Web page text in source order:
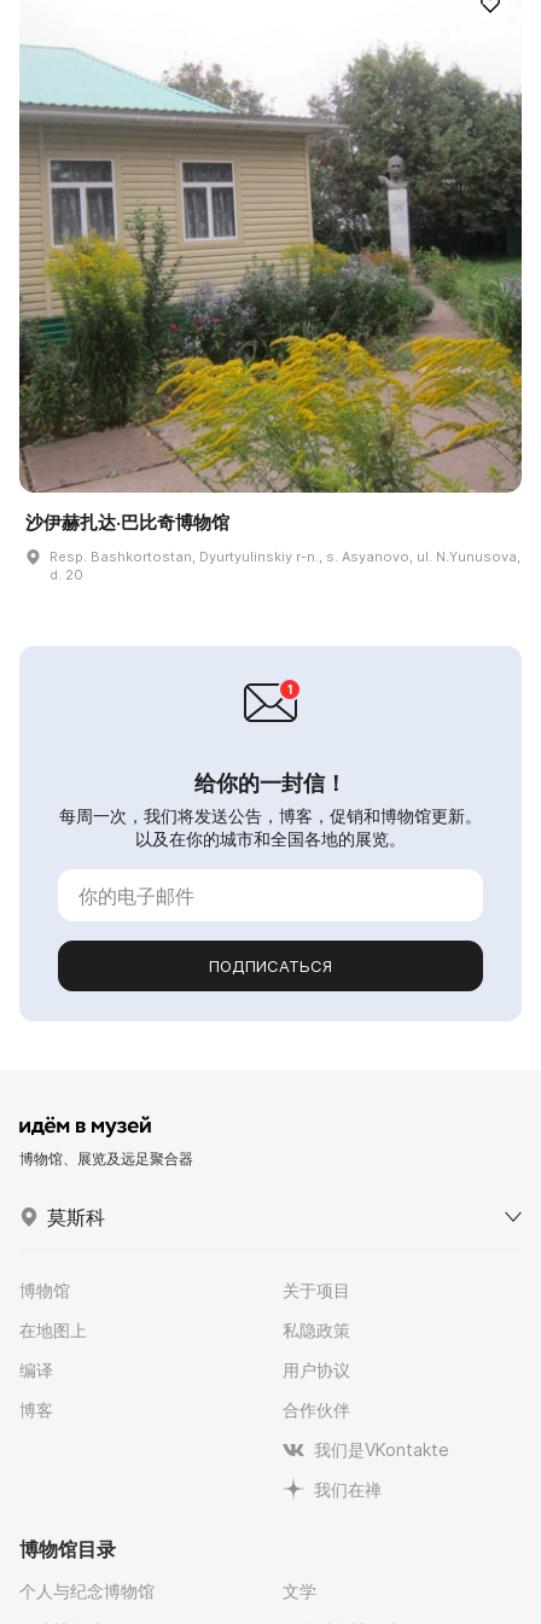
沙伊赫扎达·巴比奇博物馆
Resp. Bashkortostan, Dyurtyulinskiy r-n., s. Asyanovo, ul. N.Yunusova,
d. 20
给你的一封信！
每周一次，我们将发送公告，博客，促销和博物馆更新。
以及在你的城市和全国各地的展览。
ПОДПИСАТЬСЯ
博物馆、展览及远足聚合器
莫斯科
博物馆
在地图上
编译
博客
关于项目
私隐政策
用户协议
合作伙伴
我们是VKontakte
我们在禅
博物馆目录
个人与纪念博物馆
文学